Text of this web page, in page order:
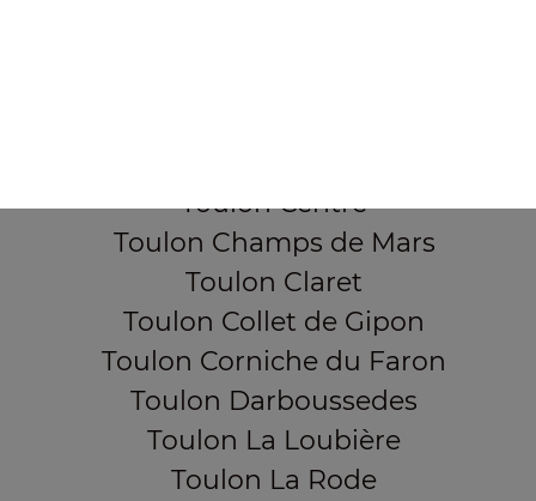
Toulon Centre
Toulon Champs de Mars
Toulon Claret
Toulon Collet de Gipon
Toulon Corniche du Faron
Toulon Darboussedes
Toulon La Loubière
Toulon La Rode